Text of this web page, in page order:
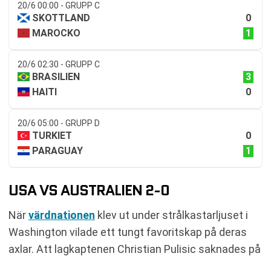
20/6 00:00 - GRUPP C
SKOTTLAND
0
MAROCKO
1
20/6 02:30 - GRUPP C
BRASILIEN
3
HAITI
0
20/6 05:00 - GRUPP D
TURKIET
0
PARAGUAY
1
USA VS AUSTRALIEN 2-0
Närvärdnationen klev ut under strålkastarljuset i
Washington vilade ett tungt favoritskap på deras
axlar. Att lagkaptenen Christian Pulisic saknades på